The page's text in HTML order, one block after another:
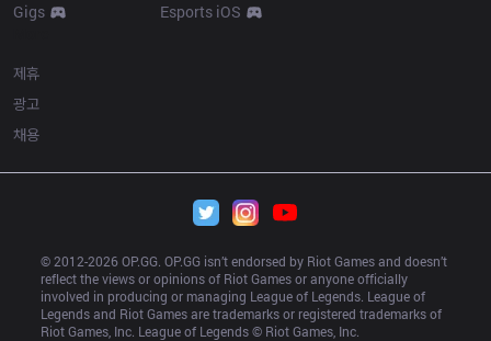
Gigs
Esports iOS
제휴
광고
채용
© 2012-2026 OP.GG. OP.GG isn’t endorsed by Riot Games and doesn’t
reflect the views or opinions of Riot Games or anyone officially
involved in producing or managing League of Legends. League of
Legends and Riot Games are trademarks or registered trademarks of
Riot Games, Inc. League of Legends © Riot Games, Inc.